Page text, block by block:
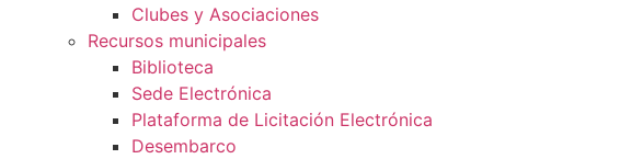
Clubes y Asociaciones
Recursos municipales
Biblioteca
Sede Electrónica
Plataforma de Licitación Electrónica
Desembarco